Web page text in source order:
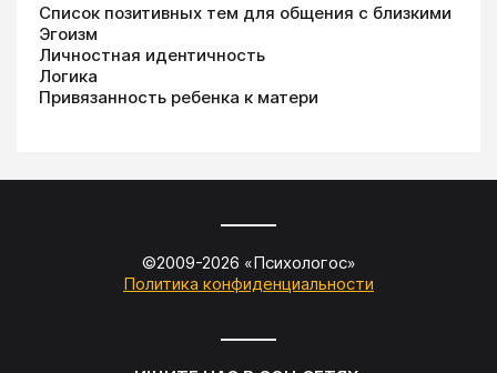
Список позитивных тем для общения с близкими
Эгоизм
Личностная идентичность
Логика
Привязанность ребенка к матери
©2009-2026 «Психологос»
Политика конфиденциальности